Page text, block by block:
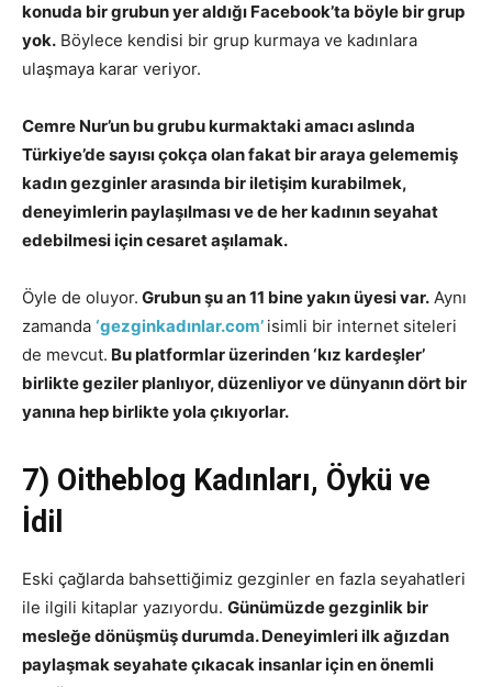
konuda bir grubun yer aldığı Facebook’ta böyle bir grup
yok. Böylece kendisi bir grup kurmaya ve kadınlara
ulaşmaya karar veriyor.
Cemre Nur’un bu grubu kurmaktaki amacı aslında
Türkiye’de sayısı çokça olan fakat bir araya gelememiş
kadın gezginler arasında bir iletişim kurabilmek,
deneyimlerin paylaşılması ve de her kadının seyahat
edebilmesi için cesaret aşılamak.
Öyle de oluyor. Grubun şu an 11 bine yakın üyesi var. Aynı
zamanda ‘gezginkadınlar.com’ isimli bir internet siteleri
de mevcut. Bu platformlar üzerinden ‘kız kardeşler’
birlikte geziler planlıyor, düzenliyor ve dünyanın dört bir
yanına hep birlikte yola çıkıyorlar.
7) Oitheblog Kadınları, Öykü ve
İdil
Eski çağlarda bahsettiğimiz gezginler en fazla seyahatleri
ile ilgili kitaplar yazıyordu. Günümüzde gezginlik bir
mesleğe dönüşmüş durumda. Deneyimleri ilk ağızdan
paylaşmak seyahate çıkacak insanlar için en önemli